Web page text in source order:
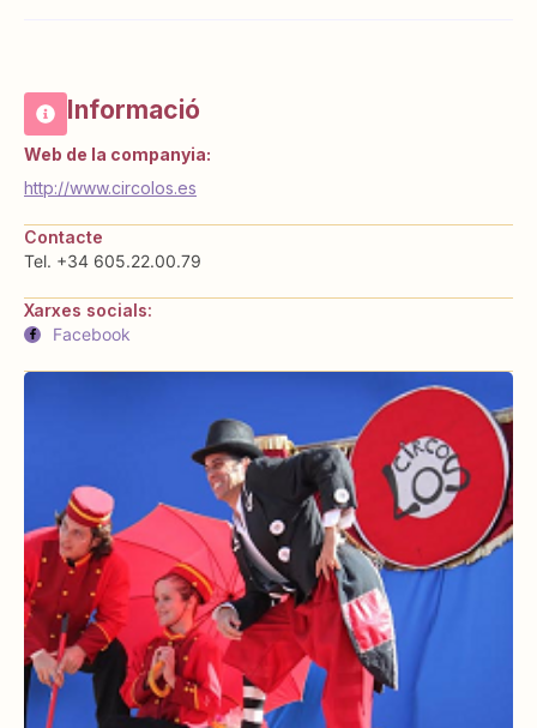
Informació
Web de la companyia:
http://www.circolos.es
Contacte
Tel. +34 605.22.00.79
Xarxes socials:
Facebook